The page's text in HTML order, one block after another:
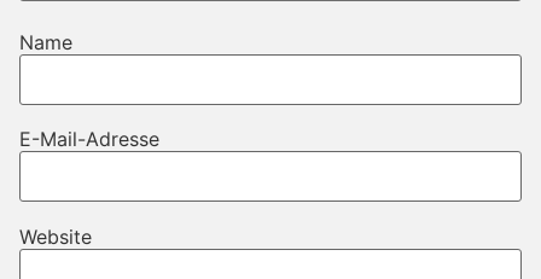
Name
E-Mail-Adresse
Website